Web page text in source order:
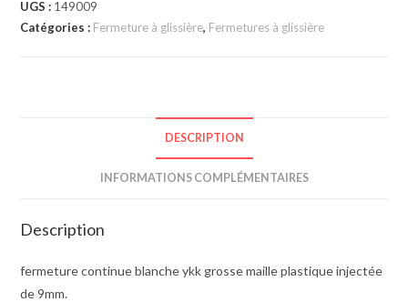
UGS : 149009
Catégories : Fermeture à glissière, Fermetures à glissière
DESCRIPTION
INFORMATIONS COMPLÉMENTAIRES
Description
fermeture continue blanche ykk grosse maille plastique injectée
de 9mm.